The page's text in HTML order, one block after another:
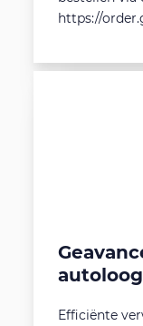
https://
Efficiënte